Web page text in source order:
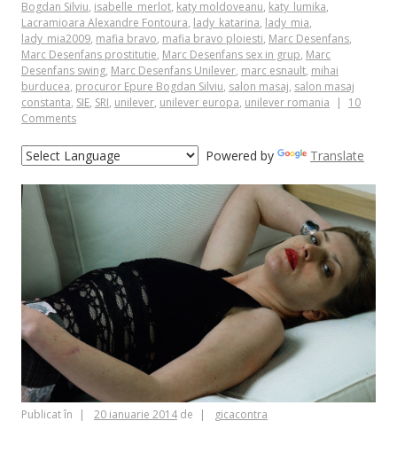
Bogdan Silviu, isabelle_merlot, katy moldoveanu, katy_lumika,
Lacramioara Alexandre Fontoura, lady_katarina, lady_mia,
lady_mia2009, mafia bravo, mafia bravo ploiesti, Marc Desenfans,
Marc Desenfans prostitutie, Marc Desenfans sex in grup, Marc
Desenfans swing, Marc Desenfans Unilever, marc esnault, mihai
burducea, procuror Epure Bogdan Silviu, salon masaj, salon masaj
constanta, SIE, SRI, unilever, unilever europa, unilever romania
10
Comments
Powered by Translate
Publicat în 20 ianuarie 2014 de gicacontra